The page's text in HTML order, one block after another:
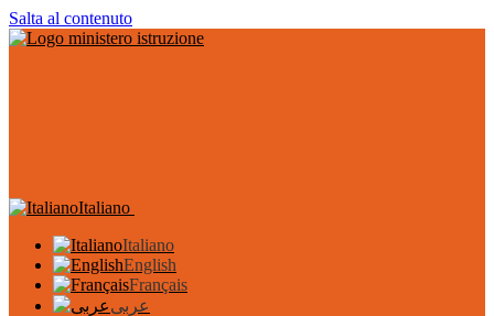
Salta al contenuto
Italiano
Italiano
English
Français
عربى